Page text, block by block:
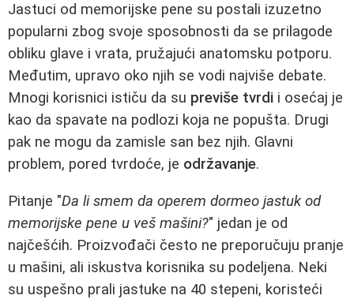
Jastuci od memorijske pene su postali izuzetno
popularni zbog svoje sposobnosti da se prilagode
obliku glave i vrata, pružajući anatomsku potporu.
Međutim, upravo oko njih se vodi najviše debate.
Mnogi korisnici ističu da su previše tvrdi i osećaj je
kao da spavate na podlozi koja ne popušta. Drugi
pak ne mogu da zamisle san bez njih. Glavni
problem, pored tvrdoće, je održavanje.
Pitanje "Da li smem da operem dormeo jastuk od
memorijske pene u veš mašini?" jedan je od
najčešćih. Proizvođači često ne preporučuju pranje
u mašini, ali iskustva korisnika su podeljena. Neki
su uspešno prali jastuke na 40 stepeni, koristeći